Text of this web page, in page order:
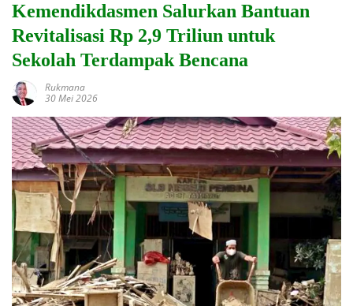
Kemendikdasmen Salurkan Bantuan
Revitalisasi Rp 2,9 Triliun untuk
Sekolah Terdampak Bencana
Rukmana
30 Mei 2026